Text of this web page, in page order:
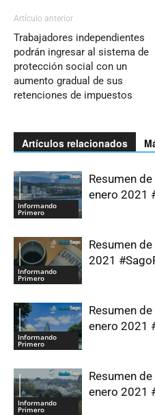
Artículo anterior
Trabajadores independientes
podrán ingresar al sistema de
protección social con un
aumento gradual de sus
retenciones de impuestos
Artículos relacionados
Informando
Primero
Resumen
enero 2021
Informando
Primero
Resumen
2021
Informando
Primero
Resumen
enero 2021
Informando
Primero
Resumen
enero 2021